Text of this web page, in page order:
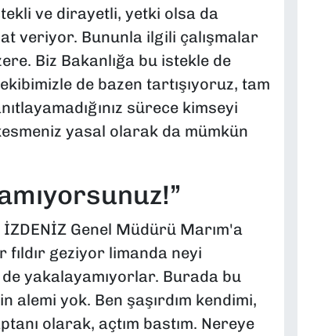
ve dirayetli, yetki olsa da
veriyor. Bununla ilgili çalışmalar
Biz Bakanlığa bu istekle de
de bazen tartışıyoruz, tam
sürece kimseyi
yasal olarak da mümkün
Genel Müdürü Marım'a
fıldır geziyor limanda neyi
yakalayamıyorlar. Burada bu
alemi yok. Ben şaşırdım kendimi,
olarak, açtım bastım. Nereye